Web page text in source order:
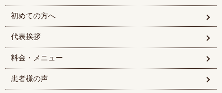
初めての方へ
代表挨拶
料金・メニュー
患者様の声